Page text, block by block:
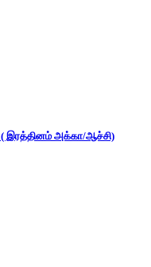
( இரத்தினம் அக்கா/ஆச்சி)